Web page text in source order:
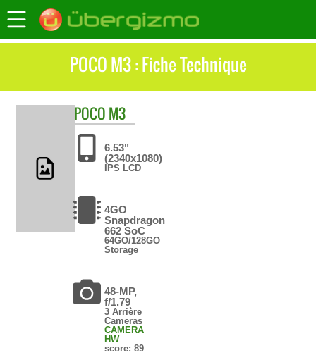
POCO M3 : Fiche Technique
POCO M3
6.53"
(2340x1080)
IPS LCD
4GO
Snapdragon
662 SoC
64GO/128GO
Storage
48-MP,
f/1.79
3 Arrière
Cameras
CAMERA
HW
score: 89